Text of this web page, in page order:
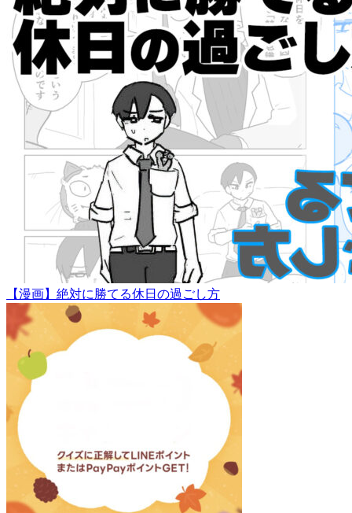
【漫画】絶対に勝てる休日の過ごし方